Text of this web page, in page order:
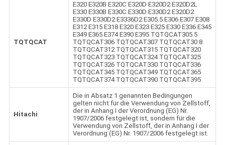
TQTQCAT
E320 E320B E320C E320D E320D2 E320D2L
E330 E330B E330C E330D E330D2 E320D2
E330D E330D2 E3336D2 E305.5 E306 E307 E308
E312 E315 E318 E320 E323 E325 E330 E336 E345
E349 E365 E374 E390 E395 TQTQCAT305.5
TQTQCAT306 TQTQCAT307 TQTQCAT30 8
TQTQCAT312 TQTQCAT315 TQTQCAT320
TQTQCAT323 TQTQCAT324 TQTQCAT325
TQTQCAT326 TQTQCAT330 TQTQCAT336
TQTQCAT345 TQTQCAT349 TQTQCAT365
TQTQCAT374 TQTQCAT390 TQTQCAT395
Hitachi
Die in Absatz 1 genannten Bedingungen
gelten nicht für die Verwendung von Zellstoff,
der in Anhang I der Verordnung (EG) Nr.
1907/2006 festgelegt ist, sondern für die
Verwendung von Zellstoff, der in Anhang I der
Verordnung (EG) Nr. 1907/2006 festgelegt ist.